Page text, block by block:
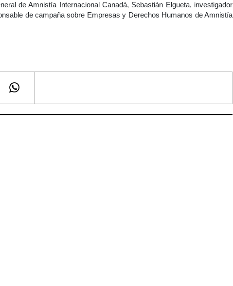
de Amnistía Internacional Canadá, Sebastián Elgueta, investigador
de campaña sobre Empresas y Derechos Humanos de Amnistía